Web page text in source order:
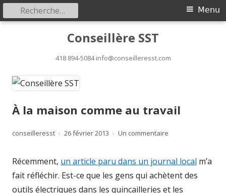
Conseillère SST
418 894-5084 info@conseilleresst.com
Menu
Menu
Rechercher :
À la maison comme au travail
Auteur
conseilleresst
Publié
26 février 2013 Un commentaire
Récemment, un article paru dans un journal local m’a
fait réfléchir. Est-ce que les gens qui achètent des
outils électriques dans les quincailleries et les